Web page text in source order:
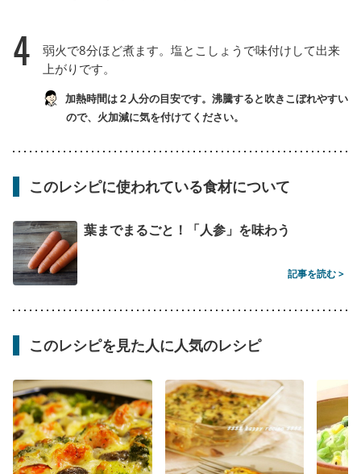
4
弱火で8分ほど煮ます。塩とこしょうで味付けして出来
上がりです。
加熱時間は２人分の目安です。沸騰すると吹きこぼれやすい
ので、火加減に気を付けてください。
このレシピに使われている食材について
葉までまるごと！「人参」を味わう
記事を読む >
このレシピを見た人に人気のレシピ